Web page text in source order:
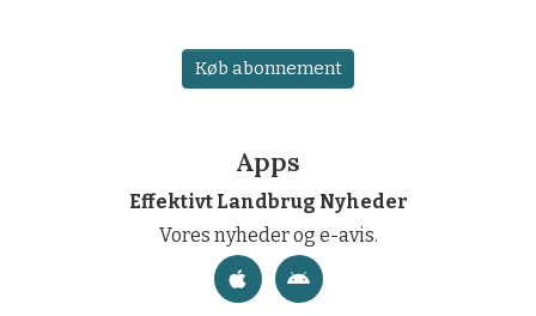
Køb abonnement
Apps
Effektivt Landbrug Nyheder
Vores nyheder og e-avis.